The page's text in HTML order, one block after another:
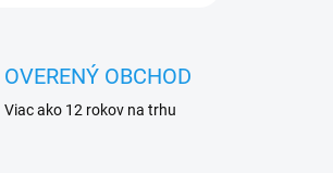
OVERENÝ OBCHOD
Viac ako 12 rokov na trhu